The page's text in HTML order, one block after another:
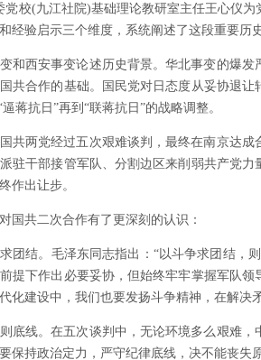
党校(九江社院)基础理论教研室主任王心仪
经验启示三个维度，系统阐述了这段重要历史
和西安事变论述历史背景。华北事变的爆
共合作的基础。国民党对日态度从妥协退
蒋抗日”再到“联蒋抗日”的战略调整。
共两党经过五次艰难谈判，最终在南京达
驻干部接管军队、分割边区来削弱共产党
作出让步。
国共二次合作有了更深刻的认识：
团结。毛泽东同志指出：“以斗争求团结，
提下作出必要妥协，但始终牢牢掌握军队
化建设中，我们也要发扬斗争精神，在解决
底线。在五次谈判中，无论环境多么艰难
保持政治定力，严守纪律底线，决不能丧失